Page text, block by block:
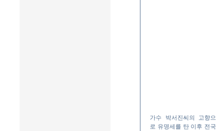
가수 박서진씨의 고향으
로 유명세를 탄 이후 전국